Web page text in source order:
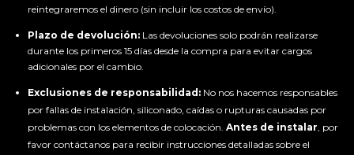
reintegraremos el dinero (sin incluir los costos de envío).
Plazo de devolución: Las devoluciones solo podrán realizarse
durante los primeros 15 días desde la compra para evitar cargos
adicionales por el cambio.
Exclusiones de responsabilidad: No nos hacemos responsables
por fallas de instalación, siliconado, caídas o rupturas causadas por
problemas con los elementos de colocación. Antes de instalar, por
favor contáctanos para recibir instrucciones detalladas sobre el